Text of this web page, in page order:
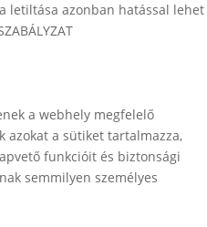
letiltása azonban hatással lehet
a webhely megfelelő
azokat a sütiket tartalmazza,
funkcióit és biztonsági
semmilyen személyes